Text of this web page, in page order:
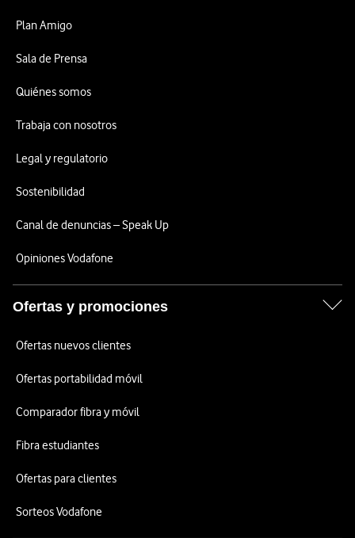
Plan Amigo
Sala de Prensa
Quiénes somos
Trabaja con nosotros
Legal y regulatorio
Sostenibilidad
Canal de denuncias – Speak Up
Opiniones Vodafone
Ofertas y promociones
Ofertas nuevos clientes
Ofertas portabilidad móvil
Comparador fibra y móvil
Fibra estudiantes
Ofertas para clientes
Sorteos Vodafone